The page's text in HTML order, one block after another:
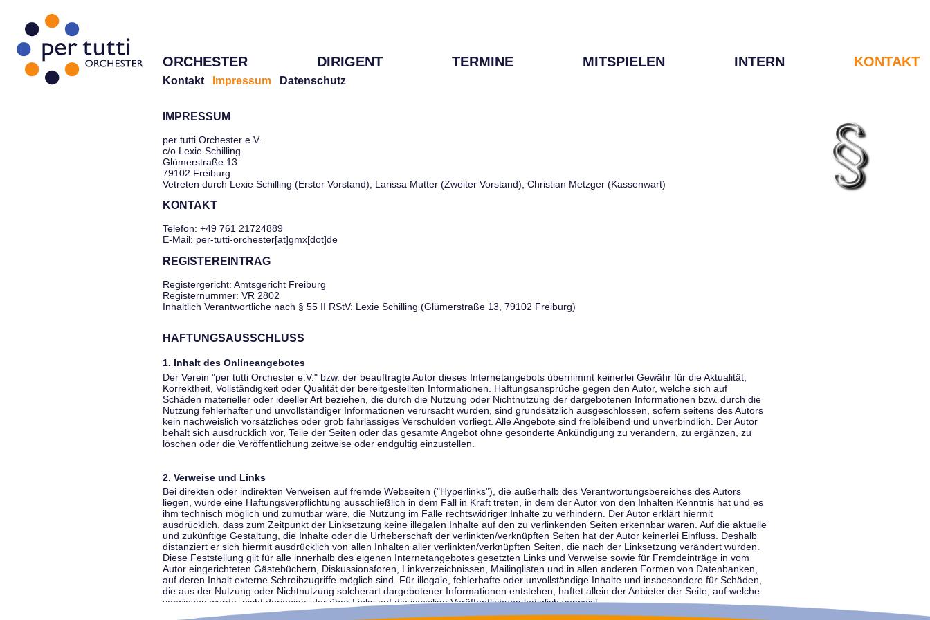
ORCHESTER DIRIGENT TERMINE MITSPIELEN INTERN KONTAKT
Kontakt Impressum Datenschutz
IMPRESSUM
per tutti Orchester e.V.
c/o Lexie Schilling
Glümerstraße 13
79102 Freiburg
Vetreten durch Lexie Schilling (Erster Vorstand), Larissa Mutter (Zweiter Vorstand), Christian Metzger (Kassenwart)
KONTAKT
Telefon: +49 761 21724889
E-Mail: per-tutti-orchester[at]gmx[dot]de
REGISTEREINTRAG
Registergericht: Amtsgericht Freiburg
Registernummer: VR 2802
Inhaltlich Verantwortliche nach § 55 II RStV: Lexie Schilling (Glümerstraße 13, 79102 Freiburg)
HAFTUNGSAUSSCHLUSS
1. Inhalt des Onlineangebotes
Der Verein "per tutti Orchester e.V." bzw. der beauftragte Autor dieses Internetangebots übernimmt keinerlei Gewähr für die Aktualität,
Korrektheit, Vollständigkeit oder Qualität der bereitgestellten Informationen. Haftungsansprüche gegen den Autor, welche sich auf
Schäden materieller oder ideeller Art beziehen, die durch die Nutzung oder Nichtnutzung der dargebotenen Informationen bzw. durch die
Nutzung fehlerhafter und unvollständiger Informationen verursacht wurden, sind grundsätzlich ausgeschlossen, sofern seitens des Autors
kein nachweislich vorsätzliches oder grob fahrlässiges Verschulden vorliegt. Alle Angebote sind freibleibend und unverbindlich. Der Autor
behält sich ausdrücklich vor, Teile der Seiten oder das gesamte Angebot ohne gesonderte Ankündigung zu verändern, zu ergänzen, zu
löschen oder die Veröffentlichung zeitweise oder endgültig einzustellen.
2. Verweise und Links
Bei direkten oder indirekten Verweisen auf fremde Webseiten ("Hyperlinks"), die außerhalb des Verantwortungsbereiches des Autors
liegen, würde eine Haftungsverpflichtung ausschließlich in dem Fall in Kraft treten, in dem der Autor von den Inhalten Kenntnis hat und es
ihm technisch möglich und zumutbar wäre, die Nutzung im Falle rechtswidriger Inhalte zu verhindern. Der Autor erklärt hiermit
ausdrücklich, dass zum Zeitpunkt der Linksetzung keine illegalen Inhalte auf den zu verlinkenden Seiten erkennbar waren. Auf die aktuelle
und zukünftige Gestaltung, die Inhalte oder die Urheberschaft der verlinkten/verknüpften Seiten hat der Autor keinerlei Einfluss. Deshalb
distanziert er sich hiermit ausdrücklich von allen Inhalten aller verlinkten/verknüpften Seiten, die nach der Linksetzung verändert wurden.
Diese Feststellung gilt für alle innerhalb des eigenen Internetangebotes gesetzten Links und Verweise sowie für Fremdeinträge in vom
Autor eingerichteten Gästebüchern, Diskussionsforen, Linkverzeichnissen, Mailinglisten und in allen anderen Formen von Datenbanken,
auf deren Inhalt externe Schreibzugriffe möglich sind. Für illegale, fehlerhafte oder unvollständige Inhalte und insbesondere für Schäden,
die aus der Nutzung oder Nichtnutzung solcherart dargebotener Informationen entstehen, haftet allein der Anbieter der Seite, auf welche
verwiesen wurde, nicht derjenige, der über Links auf die jeweilige Veröffentlichung lediglich verweist.